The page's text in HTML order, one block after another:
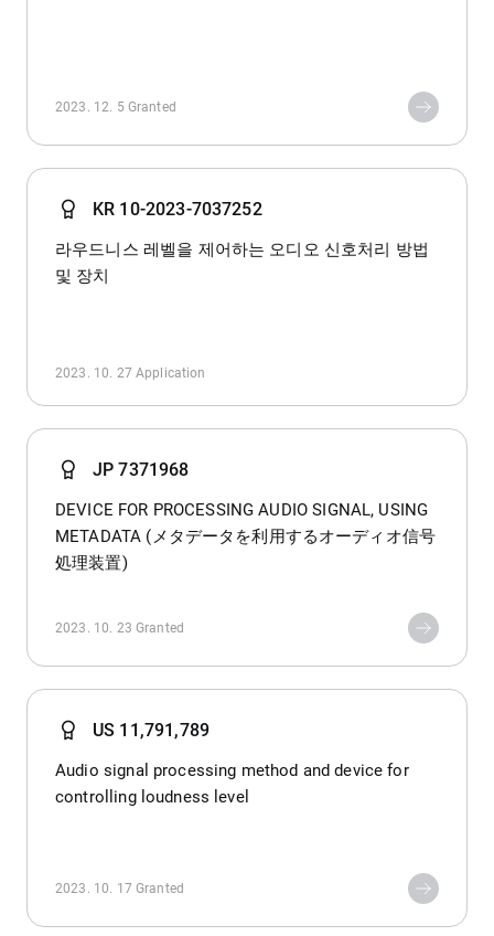
2023. 12. 5 Granted
KR 10-2023-7037252
라우드니스 레벨을 제어하는 오디오 신호처리 방법
및 장치
2023. 10. 27 Application
JP 7371968
DEVICE FOR PROCESSING AUDIO SIGNAL, USING
METADATA (メタデータを利用するオーディオ信号
処理装置)
2023. 10. 23 Granted
US 11,791,789
Audio signal processing method and device for
controlling loudness level
2023. 10. 17 Granted